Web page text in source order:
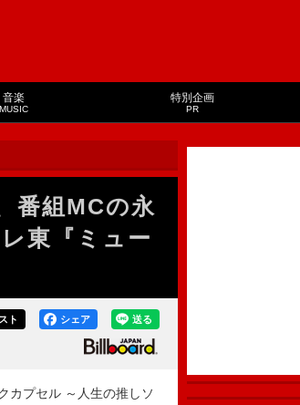
音楽
MUSIC
特別企画
PR
番組MCの永
東『ミュー
送る
シェア
ト
カプセル ～人生の推しソ